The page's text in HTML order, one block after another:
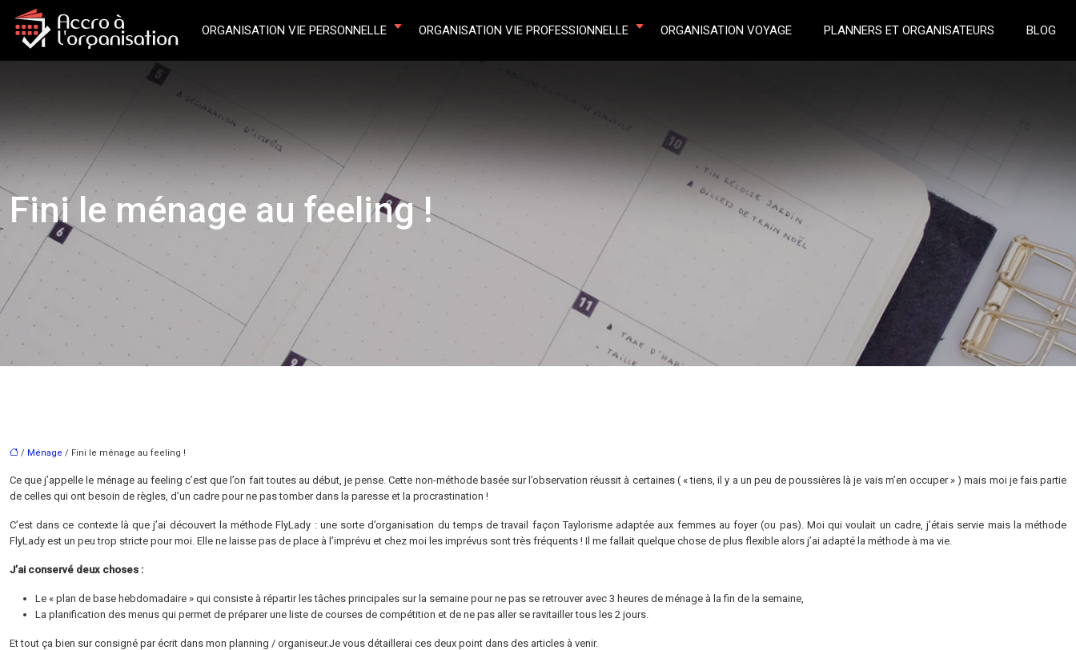
ORGANISATION VIE PERSONNELLE ORGANISATION VIE PROFESSIONNELLE ORGANISATION VOYAGE PLANNERS ET ORGANISATEURS BLOG
Fini le ménage au feeling !
/ Ménage / Fini le ménage au feeling !
Ce que j’appelle le ménage au feeling c’est que l’on fait toutes au début, je pense. Cette non-méthode basée sur l’observation réussit à certaines ( « tiens, il y a un peu de poussières là je vais m’en occuper » ) mais moi je fais partie
de celles qui ont besoin de règles, d’un cadre pour ne pas tomber dans la paresse et la procrastination !
C’est dans ce contexte là que j’ai découvert la méthode FlyLady : une sorte d’organisation du temps de travail façon Taylorisme adaptée aux femmes au foyer (ou pas). Moi qui voulait un cadre, j’étais servie mais la méthode
FlyLady est un peu trop stricte pour moi. Elle ne laisse pas de place à l’imprévu et chez moi les imprévus sont très fréquents ! Il me fallait quelque chose de plus flexible alors j’ai adapté la méthode à ma vie.
J’ai conservé deux choses :
Le « plan de base hebdomadaire » qui consiste à répartir les tâches principales sur la semaine pour ne pas se retrouver avec 3 heures de ménage à la fin de la semaine,
La planification des menus qui permet de préparer une liste de courses de compétition et de ne pas aller se ravitailler tous les 2 jours.
Et tout ça bien sur consigné par écrit dans mon planning / organiseur.Je vous détaillerai ces deux point dans des articles à venir.